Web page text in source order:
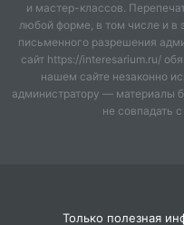
Игра «Журналисты»,
и бурого медведя.
Игра: «Натуралисты»
животных, если они
ладоши, если нет- не
и мастер-классов.
любой форме, в том числе и
письменного разрешения
сайт https://interesarium.ru/
нашем сайте незаконно
администратору — материалы
не совпадать
Только полезная